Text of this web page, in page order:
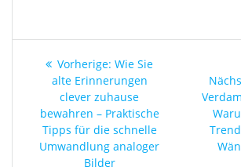
Beitragsnavigation
Vorherige: Vorheriger
Beitrag:
Wie Sie
alte Erinnerungen
clever zuhause
bewahren – Praktische
Tipps für die schnelle
Umwandlung analoger
Bilder